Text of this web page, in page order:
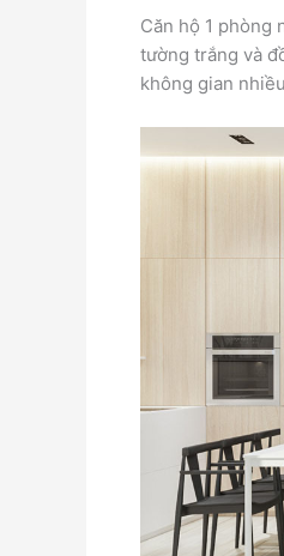
Căn hộ 1 phòng
tường trắng và
không gian